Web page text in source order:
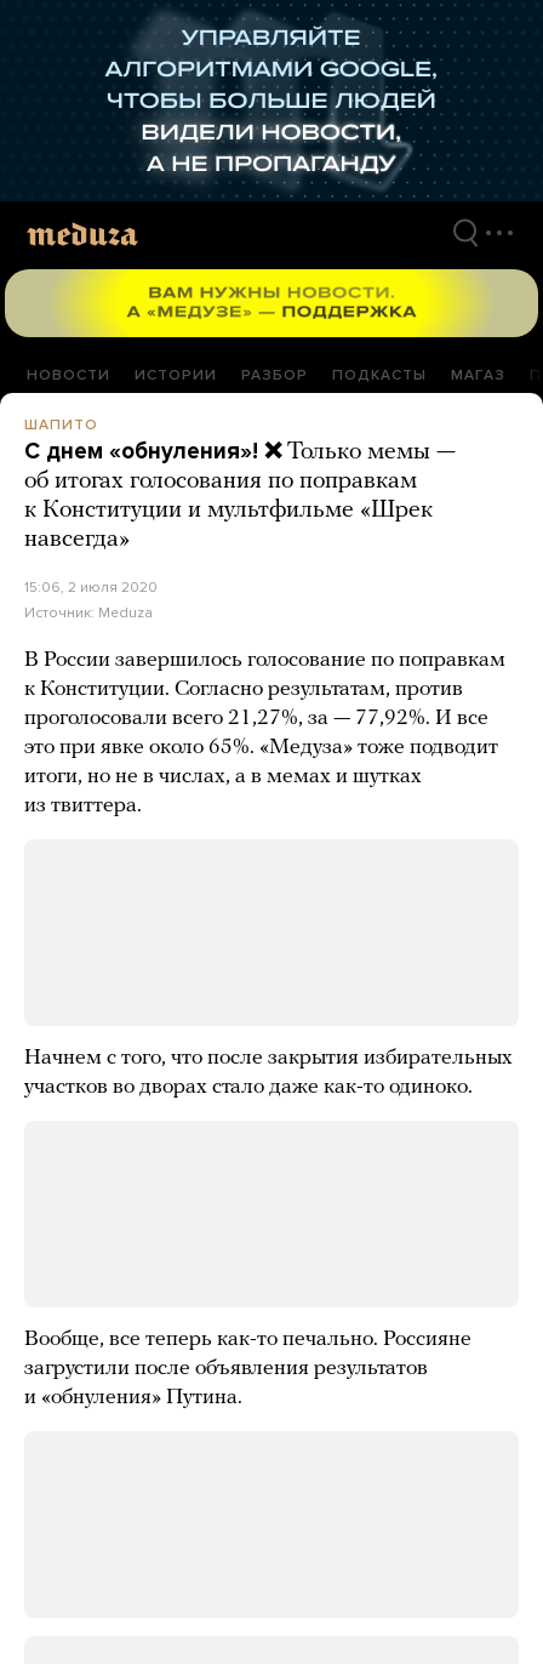
НОВОСТИ ИСТОРИИ РАЗБОР ПОДКАСТЫ МАГАЗ
ШАПИТО
С днем «обнуления»! ❌ Только мемы —
об итогах голосования по поправкам
к Конституции и мультфильме «Шрек
навсегда»
15:06, 2 июля 2020
Источник: Meduza
В России завершилось голосование по поправкам
к Конституции. Согласно результатам, против
проголосовали всего 21,27%, за — 77,92%. И все
это при явке около 65%. «Медуза» тоже подводит
итоги, но не в числах, а в мемах и шутках
из твиттера.
Начнем с того, что после закрытия избирательных
участков во дворах стало даже как-то одиноко.
Вообще, все теперь как-то печально. Россияне
загрустили после объявления результатов
и «обнуления» Путина.